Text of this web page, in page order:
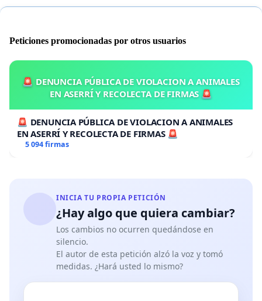
Peticiones promocionadas por otros usuarios
🚨 DENUNCIA PÚBLICA DE VIOLACION A ANIMALES
EN ASERRÍ Y RECOLECTA DE FIRMAS 🚨
🚨 DENUNCIA PÚBLICA DE VIOLACION A ANIMALES
EN ASERRÍ Y RECOLECTA DE FIRMAS 🚨
5 094 firmas
INICIA TU PROPIA PETICIÓN
¿Hay algo que quiera cambiar?
Los cambios no ocurren quedándose en
silencio.
El autor de esta petición alzó la voz y tomó
medidas. ¿Hará usted lo mismo?